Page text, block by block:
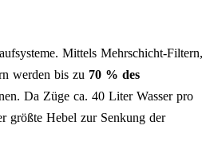
Mittels Mehrschicht-Filtern,
werden bis zu 70 % des
Da Züge ca. 40 Liter Wasser pro
größte Hebel zur Senkung der